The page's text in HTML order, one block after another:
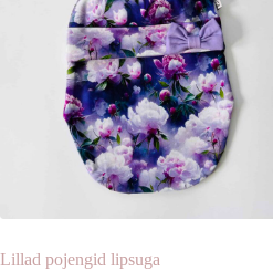
Lillad pojengid lipsuga